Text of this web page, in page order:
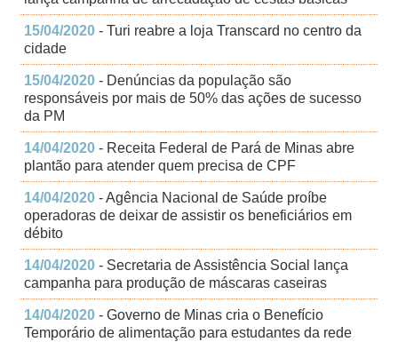
15/04/2020 - Turi reabre a loja Transcard no centro da
cidade
15/04/2020 - Denúncias da população são
responsáveis por mais de 50% das ações de sucesso
da PM
14/04/2020 - Receita Federal de Pará de Minas abre
plantão para atender quem precisa de CPF
14/04/2020 - Agência Nacional de Saúde proíbe
operadoras de deixar de assistir os beneficiários em
débito
14/04/2020 - Secretaria de Assistência Social lança
campanha para produção de máscaras caseiras
14/04/2020 - Governo de Minas cria o Benefício
Temporário de alimentação para estudantes da rede